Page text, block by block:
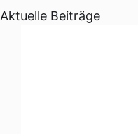
Aktuelle Beiträge